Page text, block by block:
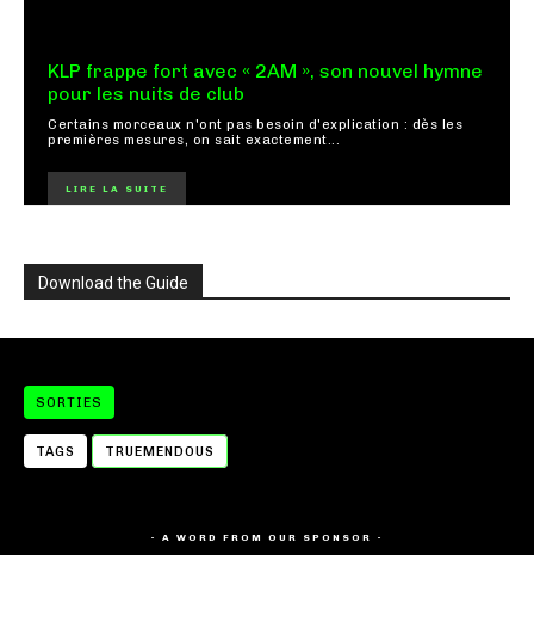
KLP frappe fort avec « 2AM », son nouvel hymne
pour les nuits de club
Certains morceaux n'ont pas besoin d'explication : dès les
premières mesures, on sait exactement...
LIRE LA SUITE
Download the Guide
SORTIES
TAGS TRUEMENDOUS
- A WORD FROM OUR SPONSOR -